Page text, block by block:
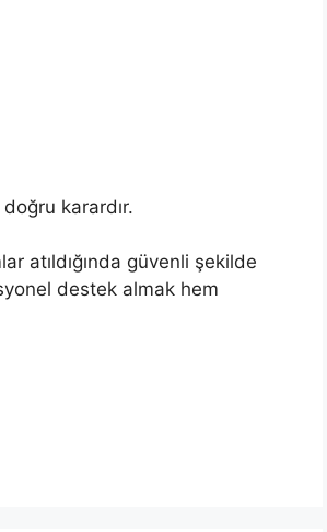
karardır.
atıldığında güvenli şekilde
destek almak hem